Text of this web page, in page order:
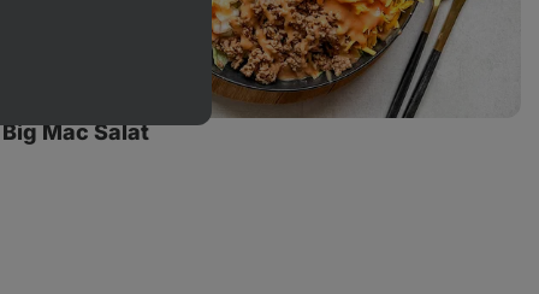
Big Mac Salat